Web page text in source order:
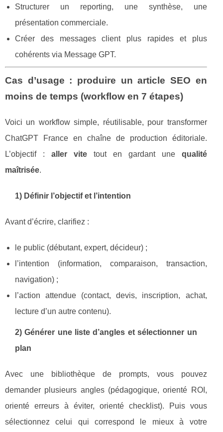
Structurer un reporting, une synthèse, une
présentation commerciale.
Créer des messages client plus rapides et plus
cohérents via Message GPT.
Cas d’usage : produire un article SEO en
moins de temps (workflow en 7 étapes)
Voici un workflow simple, réutilisable, pour transformer
ChatGPT France en chaîne de production éditoriale.
L’objectif : aller vitetout en gardant une qualité
maîtrisée.
1) Définir l’objectif et l’intention
Avant d’écrire, clarifiez :
le public (débutant, expert, décideur) ;
l’intention (information, comparaison, transaction,
navigation) ;
l’action attendue (contact, devis, inscription, achat,
lecture d’un autre contenu).
2) Générer une liste d’angles et sélectionner un
plan
Avec une bibliothèque de prompts, vous pouvez
demander plusieurs angles (pédagogique, orienté ROI,
orienté erreurs à éviter, orienté checklist). Puis vous
sélectionnez celui qui correspond le mieux à votre